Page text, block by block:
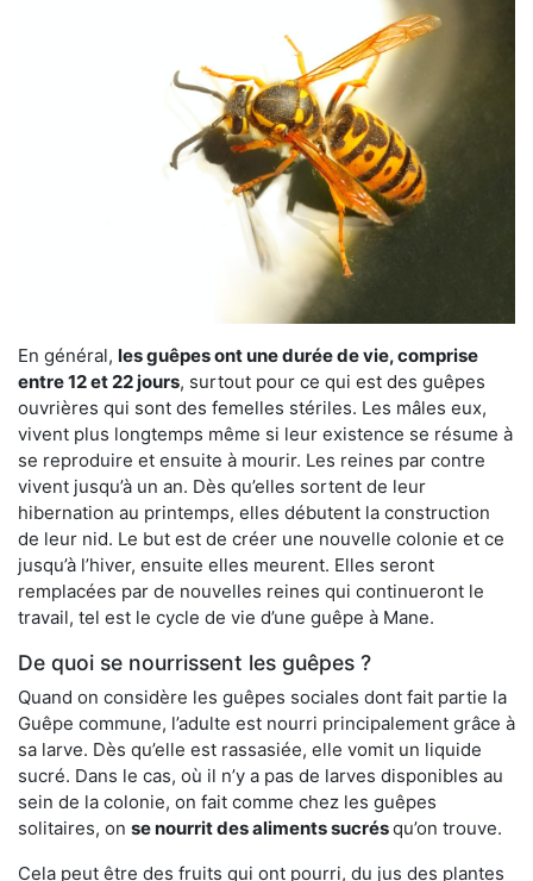
En général, les guêpes ont une durée de vie, comprise
entre 12 et 22 jours, surtout pour ce qui est des guêpes
ouvrières qui sont des femelles stériles. Les mâles eux,
vivent plus longtemps même si leur existence se résume à
se reproduire et ensuite à mourir. Les reines par contre
vivent jusqu’à un an. Dès qu’elles sortent de leur
hibernation au printemps, elles débutent la construction
de leur nid. Le but est de créer une nouvelle colonie et ce
jusqu’à l’hiver, ensuite elles meurent. Elles seront
remplacées par de nouvelles reines qui continueront le
travail, tel est le cycle de vie d’une guêpe à Mane.
De quoi se nourrissent les guêpes ?
Quand on considère les guêpes sociales dont fait partie la
Guêpe commune, l’adulte est nourri principalement grâce à
sa larve. Dès qu’elle est rassasiée, elle vomit un liquide
sucré. Dans le cas, où il n’y a pas de larves disponibles au
sein de la colonie, on fait comme chez les guêpes
solitaires, on se nourrit des aliments sucrésqu’on trouve.
Cela peut être des fruits qui ont pourri, du jus des plantes